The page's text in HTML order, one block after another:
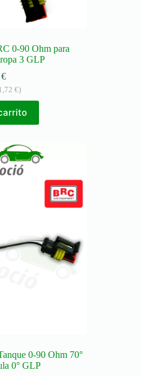
0-90 Ohm para
3 GLP
€
€)
0-90 Ohm 70°
0° GLP